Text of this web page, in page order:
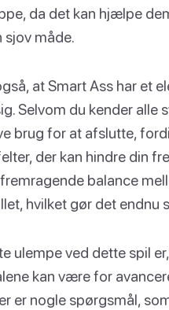
da det kan hjælpe
sjov måde.
at Smart Ass har et
Selvom du kender alle
brug for at afslutte,
der kan hindre din
balance
hvilket gør det endnu
ulempe ved dette spil
kan være for
er nogle spørgsmål,